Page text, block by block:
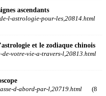
ascendants
l-astrologie-pour-les,20814.html
et le zodiaque chinois
votre-vie-a-travers-l,20813.html
d-abord-par-l,20719.html (8